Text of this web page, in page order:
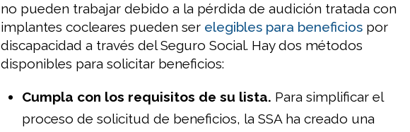
no pueden trabajar debido a la pérdida de audición tratada con
implantes cocleares pueden ser elegibles para beneficios por
discapacidad a través del Seguro Social. Hay dos métodos
disponibles para solicitar beneficios:
Cumpla con los requisitos de su lista. Para simplificar el
proceso de solicitud de beneficios, la SSA ha creado una